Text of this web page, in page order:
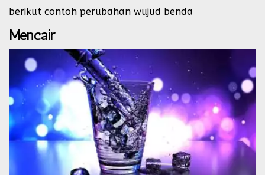
berikut contoh perubahan wujud benda
Mencair